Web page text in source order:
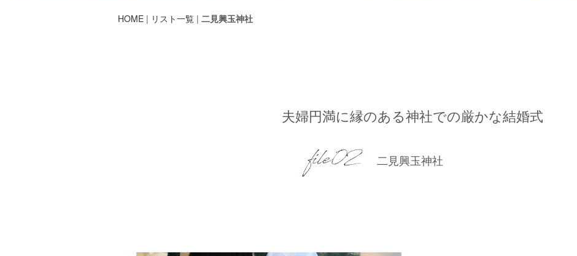
HOME | リスト一覧 | 二見興玉神社
夫婦円満に縁のある神社での厳かな結婚式
二見興玉神社